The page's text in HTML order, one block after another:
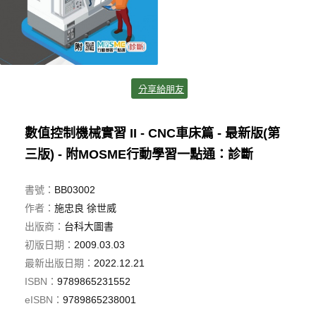
分享給朋友
數值控制機械實習 II - CNC車床篇 - 最新版(第
三版) - 附MOSME行動學習一點通：診斷
書號： BB03002
作者： 施忠良 徐世威
出版商： 台科大圖書
初版日期： 2009.03.03
最新出版日期： 2022.12.21
ISBN： 9789865231552
eISBN： 9789865238001